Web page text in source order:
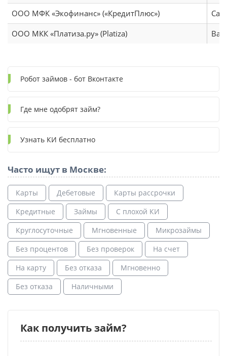
ООО МФК «Экофинанс» («КредитПлюс»)
ООО МКК «Платиза.ру» (Platiza)
Робот займов - бот Вконтакте
Где мне одобрят займ?
Узнать КИ бесплатно
Часто ищут в Москве:
Карты Дебетовые
Карты рассрочки
Кредитные
Займы
С плохой КИ
Круглосуточные
Мгновенные
Микрозаймы
Без процентов
Без проверок
На счет
На карту
Без отказа
Мгновенно
Без отказа
Наличными
Как получить займ?